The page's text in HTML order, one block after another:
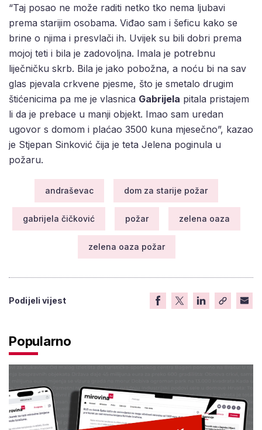
“Taj posao ne može raditi netko tko nema ljubavi
prema starijim osobama. Viđao sam i šeficu kako se
brine o njima i presvlači ih. Uvijek su bili dobri prema
mojoj teti i bila je zadovoljna. Imala je potrebnu
liječničku skrb. Bila je jako pobožna, a noću bi na sav
glas pjevala crkvene pjesme, što je smetalo drugim
štićenicima pa me je vlasnica Gabrijela pitala pristajem
li da je prebace u manji objekt. Imao sam uredan
ugovor s domom i plaćao 3500 kuna mjesečno”, kazao
je Stjepan Sinković čija je teta Jelena poginula u
požaru.
andraševac dom za starije požar
gabrijela čičković požar zelena oaza
zelena oaza požar
Podijeli vijest
Popularno